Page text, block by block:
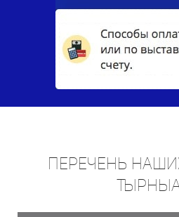
Перечень